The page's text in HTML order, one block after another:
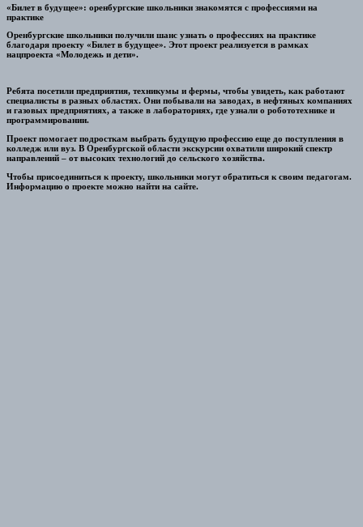
«Билет в будущее»: оренбургские школьники знакомятся с профессиями на
практике
Оренбургские школьники получили шанс узнать о профессиях на практике
благодаря проекту «Билет в будущее». Этот проект реализуется в рамках
нацпроекта «Молодежь и дети».
Ребята посетили предприятия, техникумы и фермы, чтобы увидеть, как работают
специалисты в разных областях. Они побывали на заводах, в нефтяных компаниях
и газовых предприятиях, а также в лабораториях, где узнали о робототехнике и
программировании.
Проект помогает подросткам выбрать будущую профессию еще до поступления в
колледж или вуз. В Оренбургской области экскурсии охватили широкий спектр
направлений – от высоких технологий до сельского хозяйства.
Чтобы присоединиться к проекту, школьники могут обратиться к своим педагогам.
Информацию о проекте можно найти на сайте.